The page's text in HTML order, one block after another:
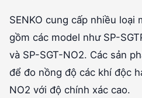
SENKO cung cấp nhiều loại
gồm các model như SP-
và SP-SGT-NO2. Các sản
để đo nồng độ các khí độc
NO2 với độ chính xác cao.